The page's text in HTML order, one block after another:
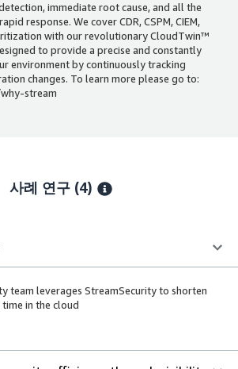
immediate root cause, and all the
response. We cover CDR, CSPM, CIEM,
with our revolutionary CloudTwin™
to provide a precise and constantly
environment by continuously tracking
changes. To learn more please go to:
stream
사례 연구 (4)
team leverages StreamSecurity to shorten
in the cloud